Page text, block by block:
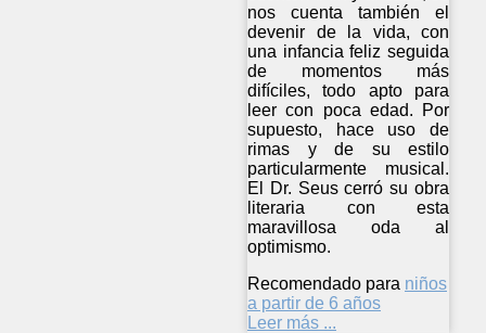
nos cuenta también el
devenir de la vida, con
una infancia feliz seguida
de momentos más
difíciles, todo apto para
leer con poca edad. Por
supuesto, hace uso de
rimas y de su estilo
particularmente musical.
El Dr. Seus cerró su obra
literaria con esta
maravillosa oda al
optimismo.
Recomendado para niños
a partir de 6 años
Leer más ...